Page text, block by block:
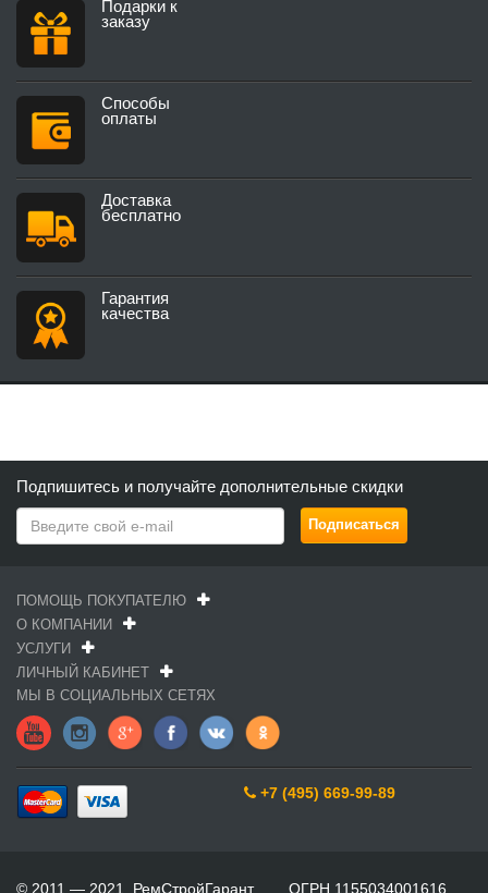
Подарки к
заказу
Способы
оплаты
Доставка
бесплатно
Гарантия
качества
Подпишитесь и получайте дополнительные скидки
ПОМОЩЬ ПОКУПАТЕЛЮ
О КОМПАНИИ
УСЛУГИ
ЛИЧНЫЙ КАБИНЕТ
МЫ В СОЦИАЛЬНЫХ СЕТЯХ
+7 (495) 669-99-89
© 2011 — 2021. РемСтройГарант ОГРН 1155034001616